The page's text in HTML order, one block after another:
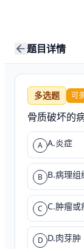
题目详情
多选题 可
骨质破坏的
A A.炎症
B B.病理组
C C.肿瘤或
D D.肉芽肿